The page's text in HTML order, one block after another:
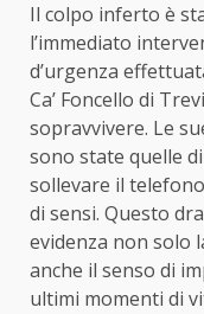
Il colpo inferto è
l’immediato
d’urgenza
Ca’ Foncello di
sopravvivere. Le
sono state quelle
sollevare il
di sensi. Questo
evidenza non solo
anche il senso di
ultimi momenti di